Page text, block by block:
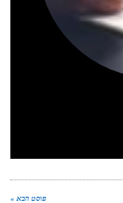
פוסט הבא »